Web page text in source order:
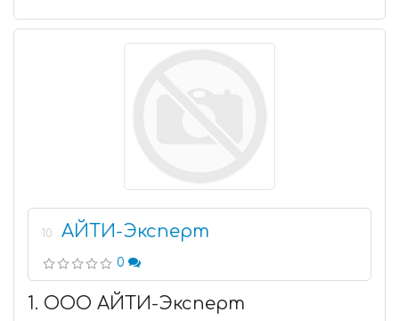
10 АЙТИ-Эксперт
0
1. ООО АЙТИ-Эксперт